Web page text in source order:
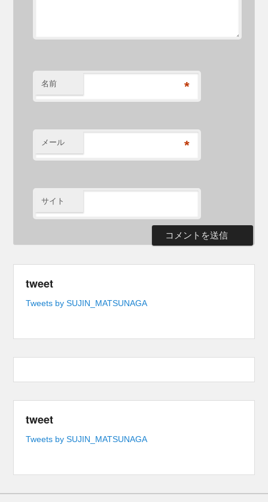
名前 *
メール *
サイト
tweet
Tweets by SUJIN_MATSUNAGA
tweet
Tweets by SUJIN_MATSUNAGA